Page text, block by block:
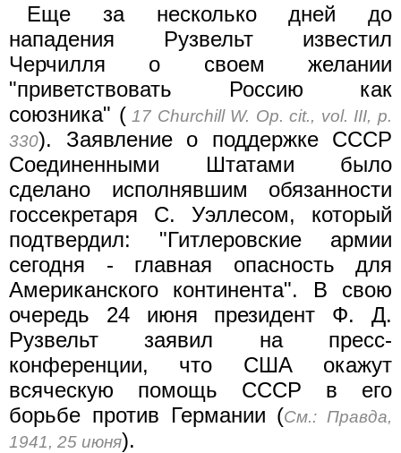
Еще за несколько дней до
нападения Рузвельт известил
Черчилля о своем желании
"приветствовать Россию как
союзника" ( 17 Churchill W. Op. cit., vol. III, p.
330). Заявление о поддержке СССР
Соединенными Штатами было
сделано исполнявшим обязанности
госсекретаря С. Уэллесом, который
подтвердил: "Гитлеровские армии
сегодня - главная опасность для
Американского континента". В свою
очередь 24 июня президент Ф. Д.
Рузвельт заявил на пресс-
конференции, что США окажут
всяческую помощь СССР в его
борьбе против Германии (См.: Правда,
1941, 25 июня).